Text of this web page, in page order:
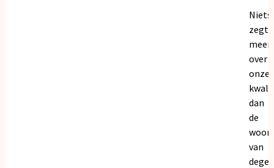
Niets
zegt
meer
over
onze
dan
de
van